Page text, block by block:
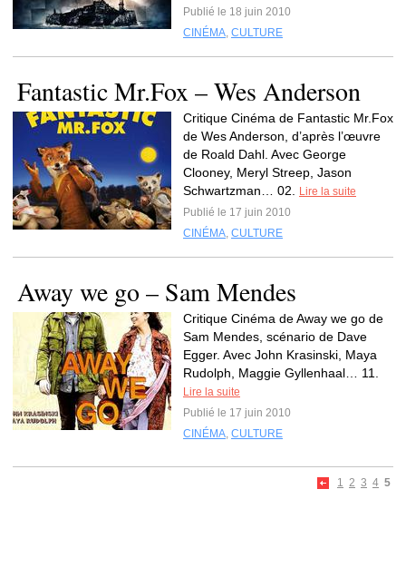
Publié le 18 juin 2010
CINÉMA, CULTURE
Fantastic Mr.Fox – Wes Anderson
Critique Cinéma de Fantastic Mr.Fox
de Wes Anderson, d’après l’œuvre
de Roald Dahl. Avec George
Clooney, Meryl Streep, Jason
Schwartzman… 02.
Lire la suite
Publié le 17 juin 2010
CINÉMA, CULTURE
Away we go – Sam Mendes
Critique Cinéma de Away we go de
Sam Mendes, scénario de Dave
Egger. Avec John Krasinski, Maya
Rudolph, Maggie Gyllenhaal… 11.
Lire la suite
Publié le 17 juin 2010
CINÉMA, CULTURE
1 2 3 4 5